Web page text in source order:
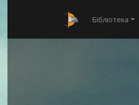
Бібліотека